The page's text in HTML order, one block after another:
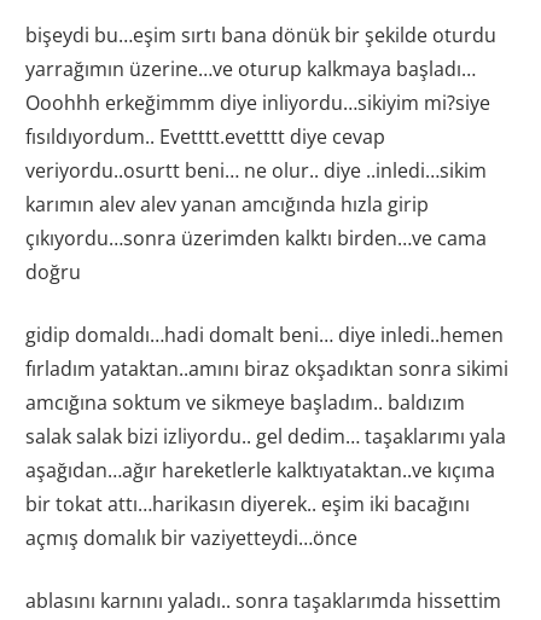
bişeydi bu…eşim sırtı bana dönük bir şekilde oturdu
yarrağımın üzerine…ve oturup kalkmaya başladı…
Ooohhh erkeğimmm diye inliyordu…sikiyim mi?siye
fısıldıyordum.. Evetttt.evetttt diye cevap
veriyordu..osurtt beni… ne olur.. diye ..inledi…sikim
karımın alev alev yanan amcığında hızla girip
çıkıyordu…sonra üzerimden kalktı birden…ve cama
doğru
gidip domaldı…hadi domalt beni… diye inledi..hemen
fırladım yataktan..amını biraz okşadıktan sonra sikimi
amcığına soktum ve sikmeye başladım.. baldızım
salak salak bizi izliyordu.. gel dedim… taşaklarımı yala
aşağıdan…ağır hareketlerle kalktıyataktan..ve kıçıma
bir tokat attı…harikasın diyerek.. eşim iki bacağını
açmış domalık bir vaziyetteydi…önce
ablasını karnını yaladı.. sonra taşaklarımda hissettim